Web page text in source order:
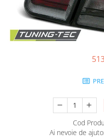
Statii radio CB
Suspensii auto
Bucsi poliuretan
Cod
Ai nevoie de